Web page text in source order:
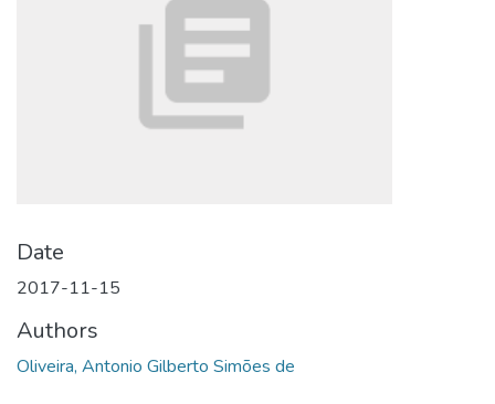
Date
2017-11-15
Authors
Oliveira, Antonio Gilberto Simões de